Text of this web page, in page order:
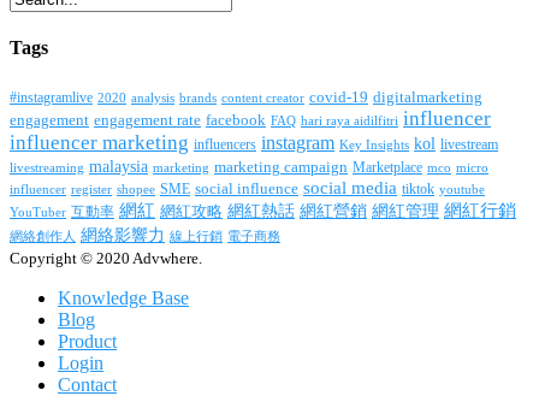
Tags
#instagramlive 2020 analysis brands content creator covid-19 digitalmarketing
engagement engagement rate facebook FAQ hari raya aidilfitri influencer
influencer marketing influencers instagram Key Insights kol livestream
livestreaming malaysia marketing marketing campaign Marketplace mco micro
influencer register shopee SME social influence social media tiktok youtube
YouTuber 互動率 網紅 網紅攻略 網紅熱話 網紅營銷 網紅管理 網紅行銷
網絡創作人 網絡影響力 線上行銷 電子商務
Copyright © 2020 Advwhere.
Knowledge Base
Blog
Product
Login
Contact